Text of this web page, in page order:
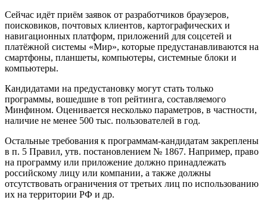
Сейчас идёт приём заявок от разработчиков браузеров,
поисковиков, почтовых клиентов, картографических и
навигационных платформ, приложений для соцсетей и
платёжной системы «Мир», которые предустанавливаются на
смартфоны, планшеты, компьютеры, системные блоки и
компьютеры.
Кандидатами на предустановку могут стать только
программы, вошедшие в топ рейтинга, составляемого
Минфином. Оценивается несколько параметров, в частности,
наличие не менее 500 тыс. пользователей в год.
Остальные требования к программам-кандидатам закреплены
в п. 5 Правил, утв. постановлением № 1867. Например, право
на программу или приложение должно принадлежать
российскому лицу или компании, а также должны
отсутствовать ограничения от третьих лиц по использованию
их на территории РФ и др.